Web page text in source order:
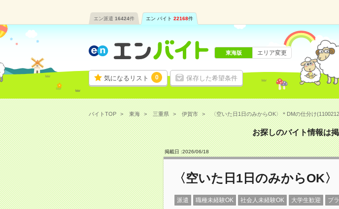
エン派遣 16424件 エン バイト 22168件
気になるリスト 0 保存した希望条件
東海版 エリア変更
バイトTOP 東海 三重県 伊賀市 〈空いた日1日のみからOK〉＊DMの仕分け
お探しのバイト情報は
掲載日 :2026/06/18
〈空いた日1日のみからOK
派遣 職種未経験OK 社会人未経験OK 大学生歓迎 ブ